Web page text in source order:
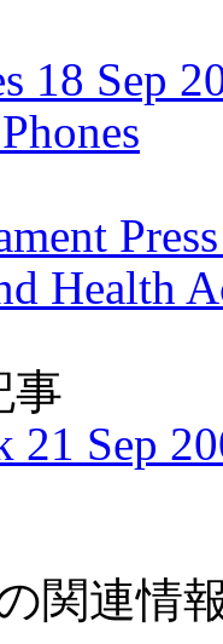
18 Sep
Health
事
21 Sep
関連情